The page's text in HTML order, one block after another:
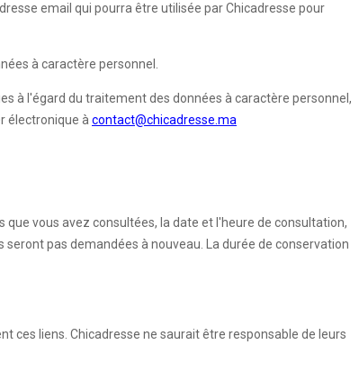
email qui pourra être utilisée par Chicadresse pour
à caractère personnel.
à l'égard du traitement des données à caractère personnel,
électronique àcontact@chicadresse.ma
vous avez consultées, la date et l'heure de consultation,
pas demandées à nouveau. La durée de conservation
ces liens. Chicadresse ne saurait être responsable de leurs